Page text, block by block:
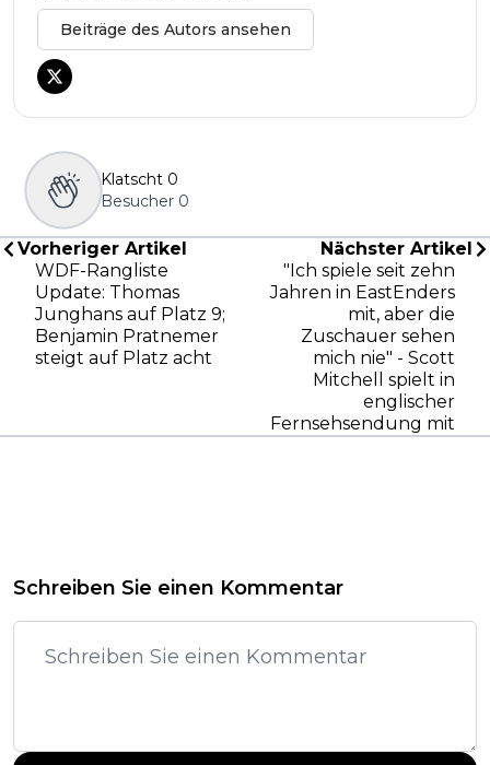
Beiträge des Autors ansehen
Klatscht 0
Besucher 0
Vorheriger Artikel
WDF-Rangliste
Update: Thomas
Junghans auf Platz 9;
Benjamin Pratnemer
steigt auf Platz acht
Nächster Artikel
"Ich spiele seit zehn
Jahren in EastEnders
mit, aber die
Zuschauer sehen
mich nie" - Scott
Mitchell spielt in
englischer
Fernsehsendung mit
Schreiben Sie einen Kommentar